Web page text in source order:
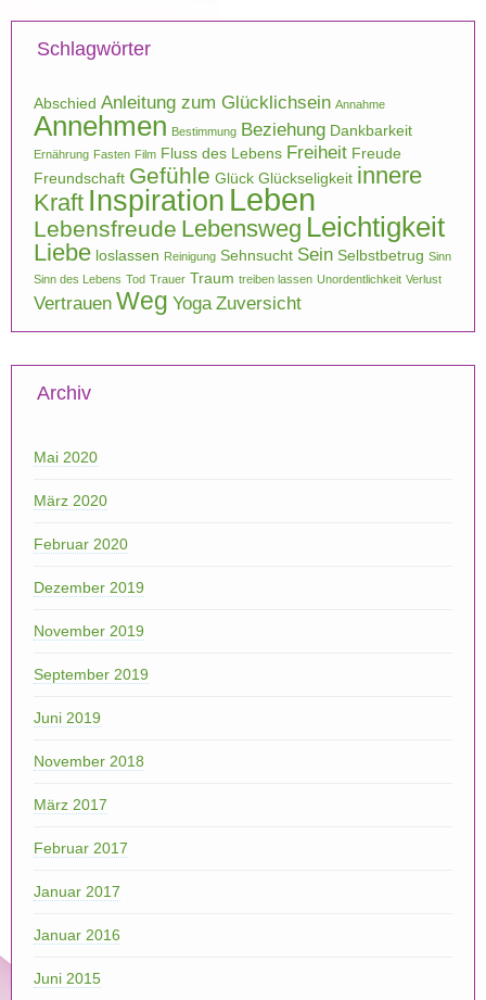
Schlagwörter
Abschied Anleitung zum Glücklichsein Annahme
Annehmen Bestimmung Beziehung Dankbarkeit
Ernährung Fasten Film Fluss des Lebens Freiheit Freude
Freundschaft Gefühle Glück Glückseligkeit innere
Kraft Inspiration Leben
Lebensfreude Lebensweg Leichtigkeit
Liebe loslassen Reinigung Sehnsucht Sein Selbstbetrug Sinn
Sinn des Lebens Tod Trauer Traum treiben lassen Unordentlichkeit Verlust
Vertrauen Weg Yoga Zuversicht
Archiv
Mai 2020
März 2020
Februar 2020
Dezember 2019
November 2019
September 2019
Juni 2019
November 2018
März 2017
Februar 2017
Januar 2017
Januar 2016
Juni 2015